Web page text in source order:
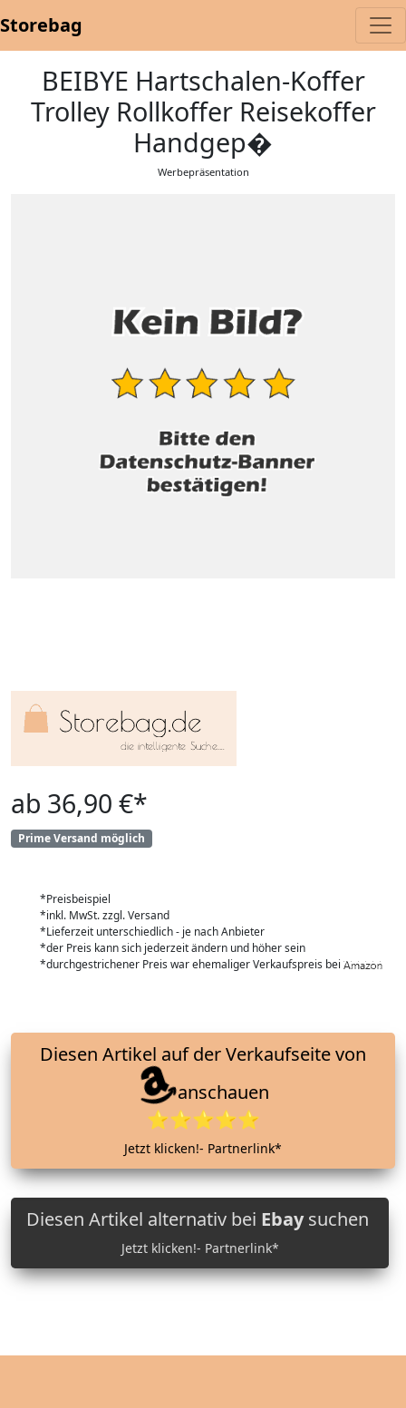
Storebag
BEIBYE Hartschalen-Koffer
Trolley Rollkoffer Reisekoffer
Handgep�
Werbepräsentation
ab 36,90 €*
Prime Versand möglich
*Preisbeispiel
*inkl. MwSt. zzgl. Versand
*Lieferzeit unterschiedlich - je nach Anbieter
*der Preis kann sich jederzeit ändern und höher sein
*durchgestrichener Preis war ehemaliger Verkaufspreis bei
anschauen
⭐⭐⭐⭐⭐
Jetzt klicken!- Partnerlink*
Diesen Artikel alternativ bei Ebaysuchen
Jetzt klicken!- Partnerlink*